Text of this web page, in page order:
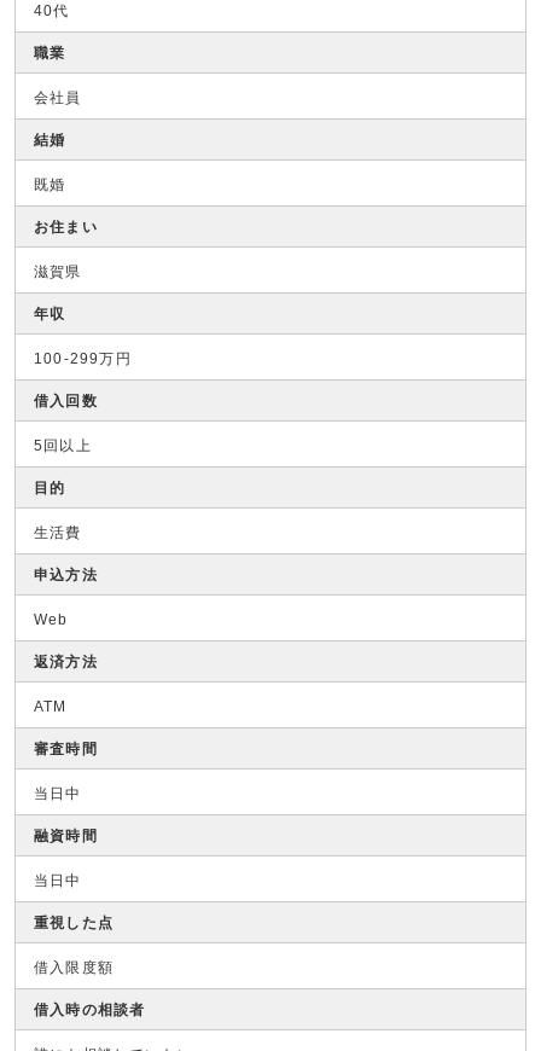
40代
職業
会社員
結婚
既婚
お住まい
滋賀県
年収
100-299万円
借入回数
5回以上
目的
生活費
申込方法
Web
返済方法
ATM
審査時間
当日中
融資時間
当日中
重視した点
借入限度額
借入時の相談者